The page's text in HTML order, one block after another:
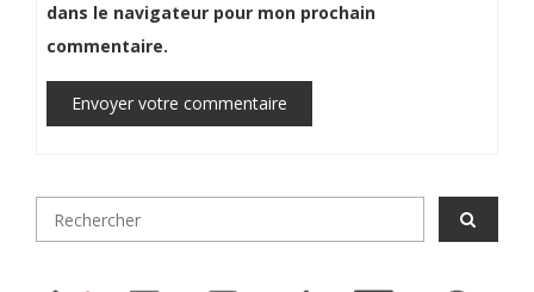
dans le navigateur pour mon prochain
commentaire.
Envoyer votre commentaire